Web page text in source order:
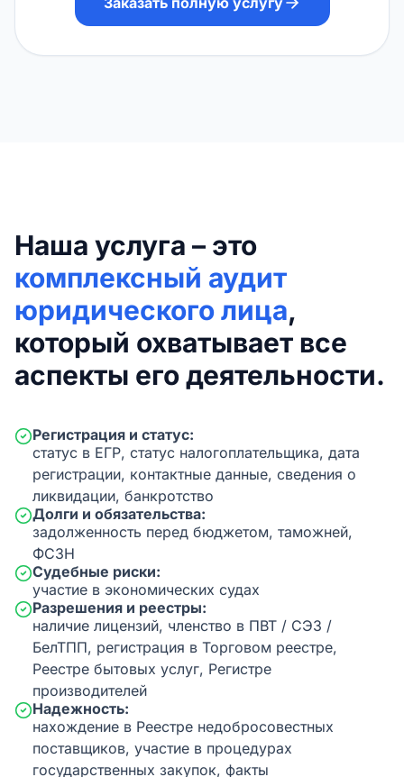
Наша услуга – это
комплексный аудит
юридического лица,
который охватывает все
аспекты его деятельности.
Регистрация и статус:
статус в ЕГР, статус налогоплательщика, дата
регистрации, контактные данные, сведения о
ликвидации, банкротство
Долги и обязательства:
задолженность перед бюджетом, таможней,
ФСЗН
Судебные риски:
участие в экономических судах
Разрешения и реестры:
наличие лицензий, членство в ПВТ / СЭЗ /
БелТПП, регистрация в Торговом реестре,
Реестре бытовых услуг, Регистре
производителей
Надежность:
нахождение в Реестре недобросовестных
поставщиков, участие в процедурах
государственных закупок, факты